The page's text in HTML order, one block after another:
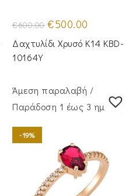
€600.00 Original
price
was:
€600.00.
€500.00
τιμή
είναι:
Δαχτυλίδι Χρυσό Κ14 KBD-
10164Y
Άμεση παραλαβή /
Παράδoση 1 έως 3 ημέρες
-19%